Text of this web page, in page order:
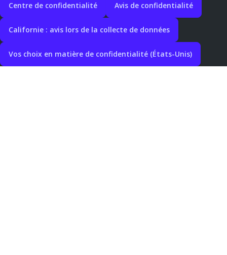
Centre de confidentialité Avis de confidentialité
Californie : avis lors de la collecte de données
Vos choix en matière de confidentialité (États-Unis)